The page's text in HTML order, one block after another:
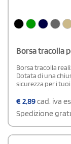
Borsa tracolla
Borsa tracolla
Dotata di una
sicurezza per i
tramite solidi
e personalizzabile
funzionale la
studio o tempo
€2,89cad. iva
Spedizione